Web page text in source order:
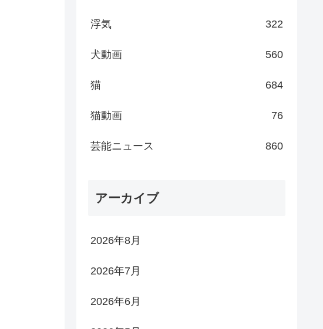
浮気 322
犬動画 560
猫 684
猫動画 76
芸能ニュース 860
アーカイブ
2026年8月
2026年7月
2026年6月